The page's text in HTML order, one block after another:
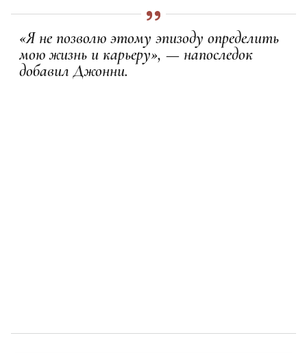
«Я не позволю этому эпизоду определить
мою жизнь и карьеру», — напоследок
добавил Джонни.